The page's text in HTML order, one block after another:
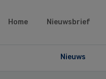
Home Nieuwsbrief
Nieuws